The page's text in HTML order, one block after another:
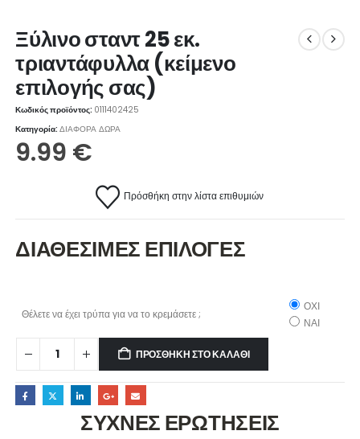
Ξύλινο σταντ 25 εκ.
τριαντάφυλλα (κείμενο
επιλογής σας)
Κωδικός προϊόντος: 0111402425
Κατηγορία:ΔΙΑΦΟΡΑ ΔΩΡΑ
9.99 €
Πρόσθήκη στην λίστα επιθυμιών
ΔΙΑΘΕΣΙΜΕΣ ΕΠΙΛΟΓΕΣ
Θέλετε να έχει τρύπα για να το κρεμάσετε ;
ΟΧΙ
ΝΑΙ
ΠΡΟΣΘΉΚΗ ΣΤΟ ΚΑΛΆΘΙ
ΣΥΧΝΕΣ ΕΡΩΤΗΣΕΙΣ